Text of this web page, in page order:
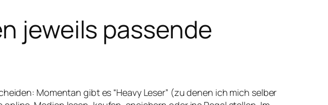
jeweils passende
Momentan gibt es “Heavy Leser” (zu denen ich mich selber